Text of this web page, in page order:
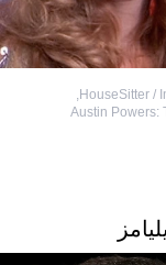
HouseSitter /
,
Austin Powers: